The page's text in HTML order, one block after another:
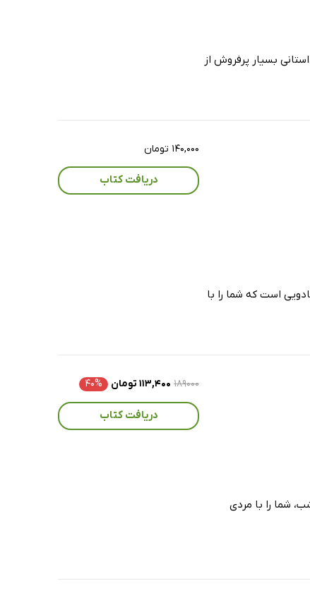
بسیار پرفروش از
است که شما را با
۱۴۰,۰۰۰ تومان
دریافت کتاب
شما را با مردی
۱۸۹۰۰۰ ۱۱۳,۴۰۰ تومان ۴۰%
دریافت کتاب